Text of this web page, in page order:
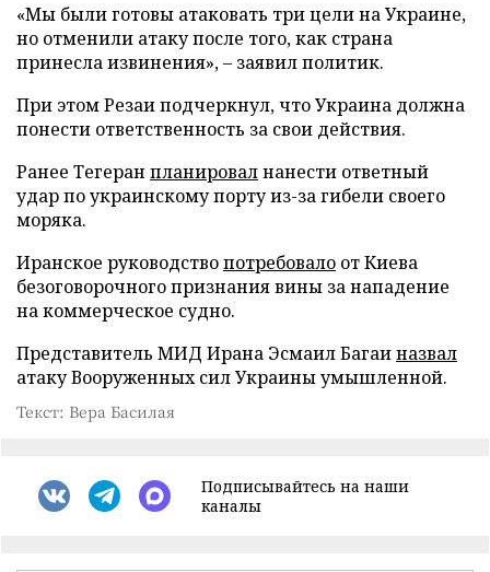
«Мы были готовы атаковать три цели на Украине,
но отменили атаку после того, как страна
принесла извинения», – заявил политик.
При этом Резаи подчеркнул, что Украина должна
понести ответственность за свои действия.
Ранее Тегеран планировалнанести ответный
удар по украинскому порту из-за гибели своего
моряка.
Иранское руководствопотребовало от Киева
безоговорочного признания вины за нападение
на коммерческое судно.
Представитель МИД Ирана Эсмаил Багаиназвал
атаку Вооруженных сил Украины умышленной.
Текст: Вера Басилая
Подписывайтесь на наши
каналы